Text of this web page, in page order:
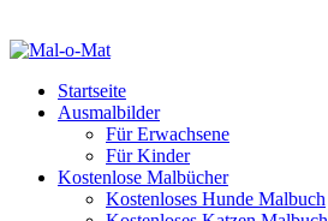
Startseite
Ausmalbilder
Für Erwachsene
Für Kinder
Kostenlose Malbücher
Kostenloses Hunde Malbuch